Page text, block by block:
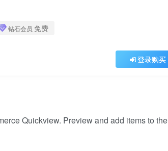
钻石会员 免费
登录购买
Quickview. Preview and add items to the